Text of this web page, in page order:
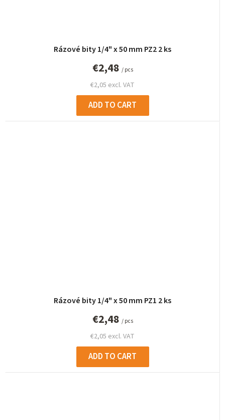
Rázové bity 1/4" x 50 mm PZ2 2 ks
€2,05 excl. VAT
€2,48 / pcs
ADD TO CART
Rázové bity 1/4" x 50 mm PZ1 2 ks
€2,05 excl. VAT
€2,48 / pcs
ADD TO CART